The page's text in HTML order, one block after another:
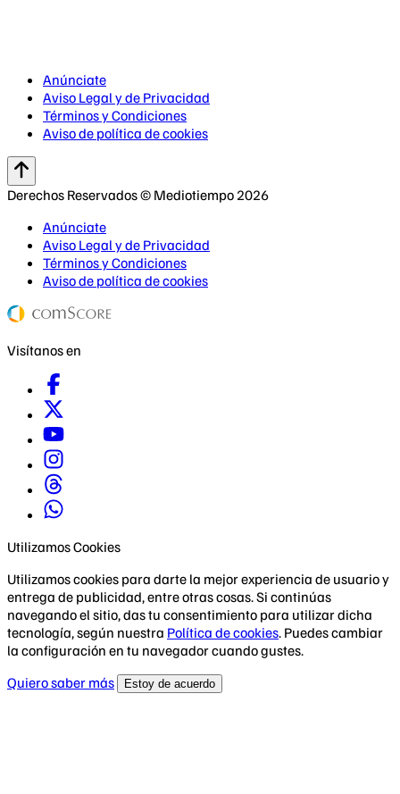
Anúnciate
Aviso Legal y de Privacidad
Términos y Condiciones
Aviso de política de cookies
Derechos Reservados © Mediotiempo 2026
Anúnciate
Aviso Legal y de Privacidad
Términos y Condiciones
Aviso de política de cookies
Visítanos en
Utilizamos Cookies
Utilizamos cookies para darte la mejor experiencia de usuario y
entrega de publicidad, entre otras cosas. Si continúas
navegando el sitio, das tu consentimiento para utilizar dicha
tecnología, según nuestra Política de cookies. Puedes cambiar
la configuración en tu navegador cuando gustes.
Quiero saber más
Estoy de acuerdo